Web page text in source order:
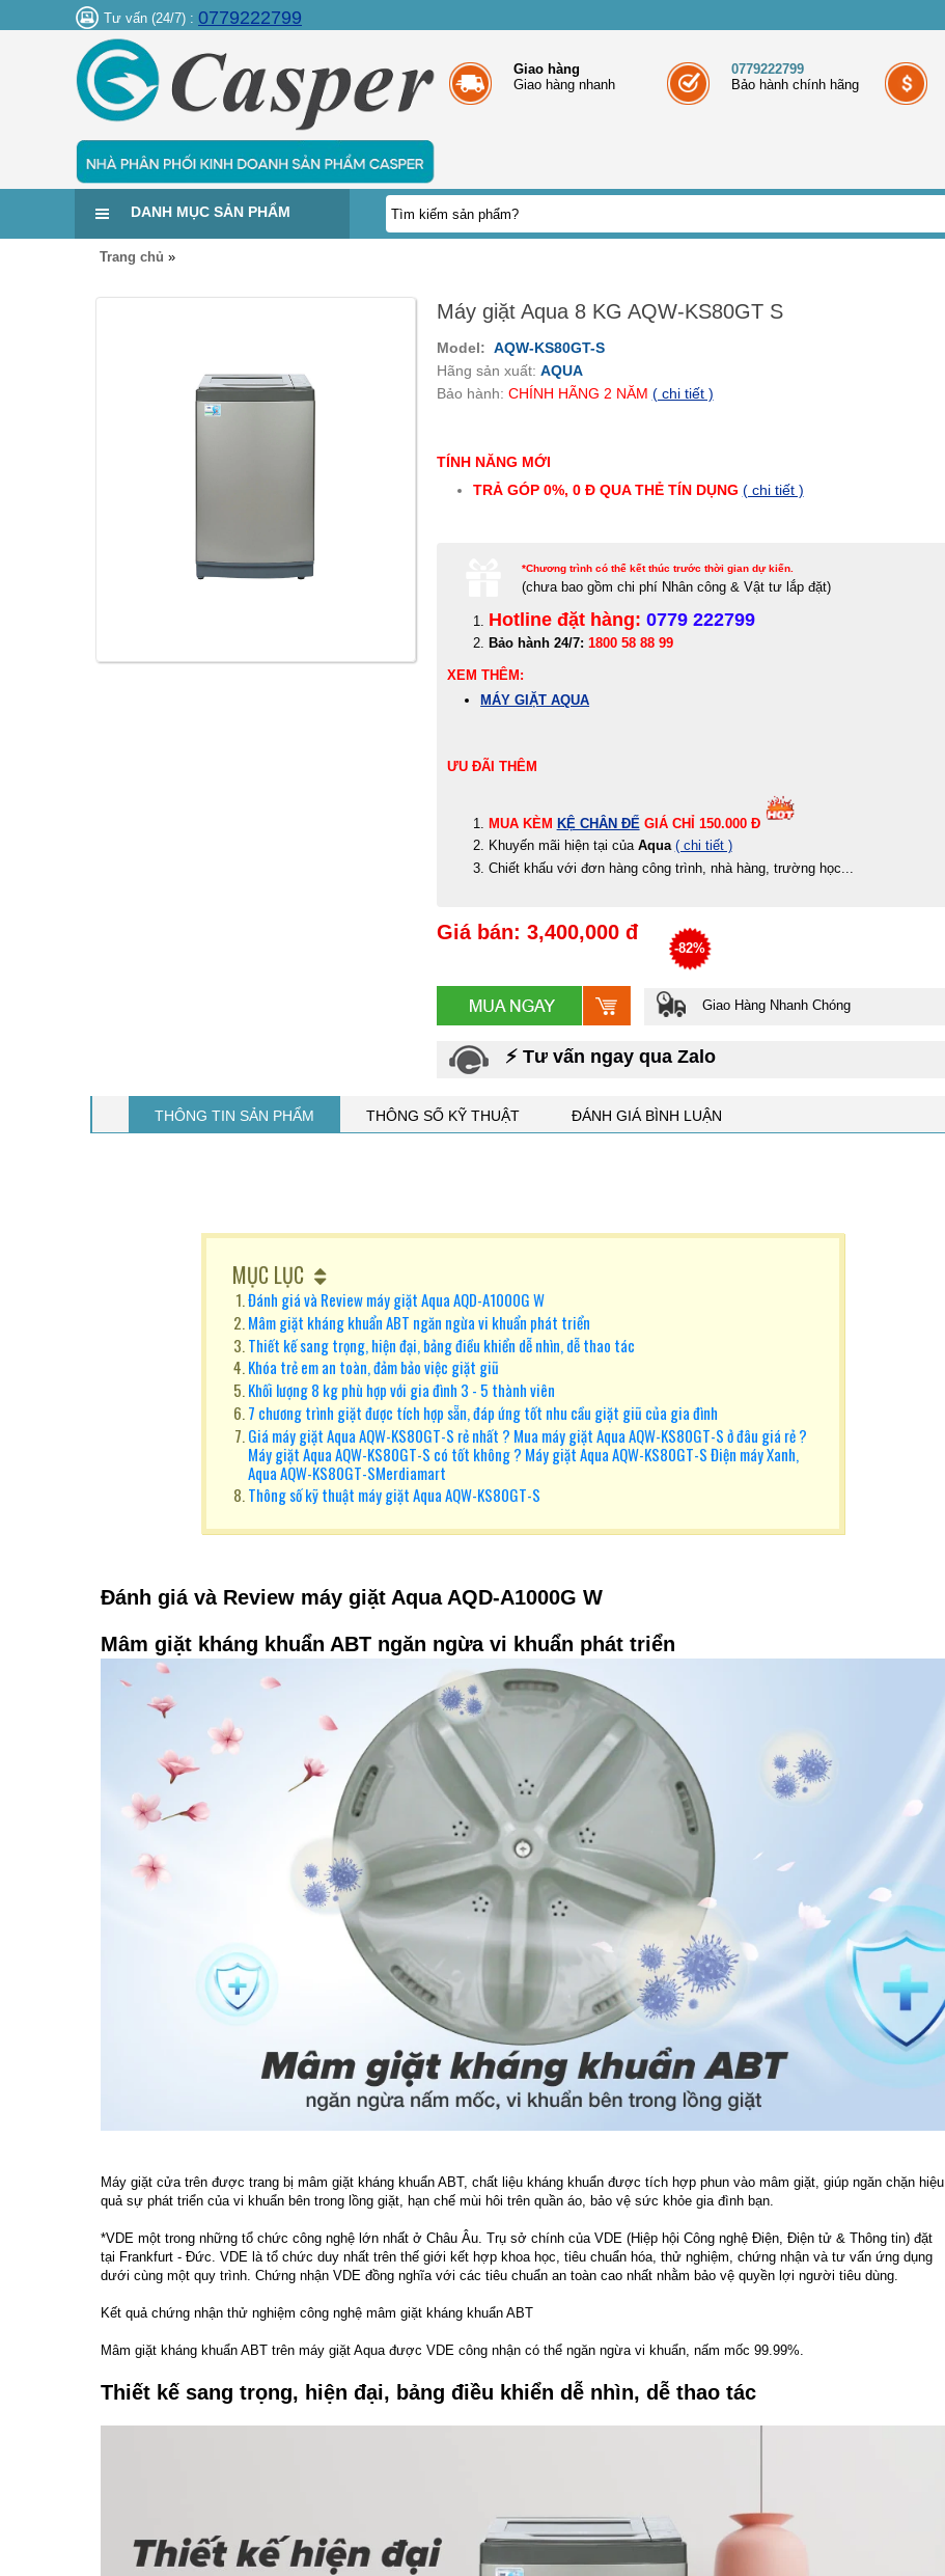
Tư vấn (24/7) : 0779222799
Giao hàng
Giao hàng nhanh
0779222799
Bảo hành chính hãng
DANH MỤC SẢN PHẨM
Trang chủ »
Máy giặt Aqua 8 KG AQW-KS80GT S
Model: AQW-KS80GT-S
Hãng sản xuất: AQUA
Bảo hành: CHÍNH HÃNG 2 NĂM ( chi tiết )
TÍNH NĂNG MỚI
TRẢ GÓP 0%, 0 Đ QUA THẺ TÍN DỤNG ( chi tiết )
*Chương trình có thể kết thúc trước thời gian dự kiến.
(chưa bao gồm chi phí Nhân công & Vật tư lắp đặt)
Hotline đặt hàng: 0779 222799
Bảo hành 24/7: 1800 58 88 99
XEM THÊM:
MÁY GIẶT AQUA
ƯU ĐÃI THÊM
MUA KÈM KỆ CHÂN ĐẾGIÁ CHỈ 150.000 Đ
Khuyến mãi hiện tại của Aqua ( chi tiết )
Chiết khấu với đơn hàng công trình, nhà hàng, trường học...
Giá bán: 3,400,000 đ
-82%
Giao Hàng Nhanh Chóng
⚡ Tư vấn ngay qua Zalo
THÔNG TIN SẢN PHẨM THÔNG SỐ KỸ THUẬT ĐÁNH GIÁ BÌNH LUẬN
MỤC LỤC
Đánh giá và Review máy giặt Aqua AQD-A1000G W
Mâm giặt kháng khuẩn ABT ngăn ngừa vi khuẩn phát triển
Thiết kế sang trọng, hiện đại, bảng điều khiển dễ nhìn, dễ thao tác
Khóa trẻ em an toàn, đảm bảo việc giặt giũ
Khối lượng 8 kg phù hợp với gia đình 3 - 5 thành viên
7 chương trình giặt được tích hợp sẵn, đáp ứng tốt nhu cầu giặt giũ của gia đình
Giá máy giặt Aqua AQW-KS80GT-S rẻ nhất ? Mua máy giặt Aqua AQW-KS80GT-S ở đâu giá rẻ ?
Máy giặt Aqua AQW-KS80GT-S có tốt không ? Máy giặt Aqua AQW-KS80GT-S Điện máy Xanh,
Aqua AQW-KS80GT-SMerdiamart
Thông số kỹ thuật máy giặt Aqua AQW-KS80GT-S
Đánh giá và Review máy giặt Aqua AQD-A1000G W
Mâm giặt kháng khuẩn ABT ngăn ngừa vi khuẩn phát triển
Máy giặt cửa trên được trang bị mâm giặt kháng khuẩn ABT, chất liệu kháng khuẩn được tích hợp phun vào mâm giặt, giúp ngăn chặn hiệu
quả sự phát triển của vi khuẩn bên trong lồng giặt, hạn chế mùi hôi trên quần áo, bảo vệ sức khỏe gia đình bạn.
*VDE một trong những tổ chức công nghệ lớn nhất ở Châu Âu. Trụ sở chính của VDE (Hiệp hội Công nghệ Điện, Điện tử & Thông tin) đặt
tại Frankfurt - Đức. VDE là tổ chức duy nhất trên thế giới kết hợp khoa học, tiêu chuẩn hóa, thử nghiệm, chứng nhận và tư vấn ứng dụng
dưới cùng một quy trình. Chứng nhận VDE đồng nghĩa với các tiêu chuẩn an toàn cao nhất nhằm bảo vệ quyền lợi người tiêu dùng.
Kết quả chứng nhận thử nghiệm công nghệ mâm giặt kháng khuẩn ABT
Mâm giặt kháng khuẩn ABT trên máy giặt Aqua được VDE công nhận có thể ngăn ngừa vi khuẩn, nấm mốc 99.99%.
Thiết kế sang trọng, hiện đại, bảng điều khiển dễ nhìn, dễ thao tác